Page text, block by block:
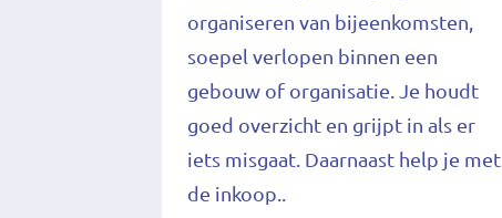
organiseren van bijeenkomsten,
soepel verlopen binnen een
gebouw of organisatie. Je houdt
goed overzicht en grijpt in als er
iets misgaat. Daarnaast help je met
de inkoop..